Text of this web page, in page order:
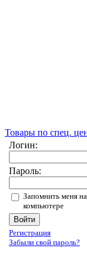
Товары по спец.
Логин:
Пароль:
Запомнить меня
компьютере
Регистрация
Забыли свой пароль?